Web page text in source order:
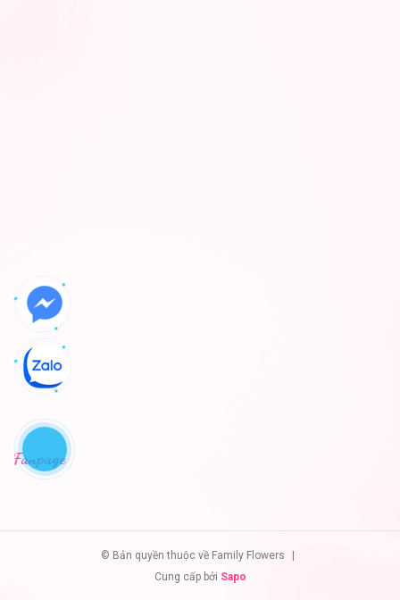
Fanpage
© Bản quyền thuộc về Family Flowers
Cung cấp bởi Sapo